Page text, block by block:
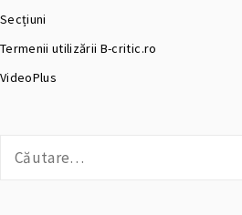
Secțiuni
Termenii utilizării B-critic.ro
VideoPlus
după: